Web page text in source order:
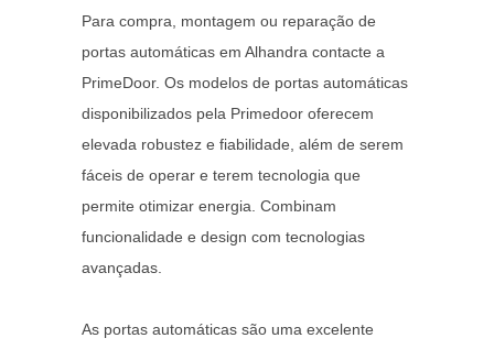
Para compra, montagem ou reparação de
portas automáticas em Alhandra contacte a
PrimeDoor. Os modelos de portas automáticas
disponibilizados pela Primedoor oferecem
elevada robustez e fiabilidade, além de serem
fáceis de operar e terem tecnologia que
permite otimizar energia. Combinam
funcionalidade e design com tecnologias
avançadas.
As portas automáticas são uma excelente